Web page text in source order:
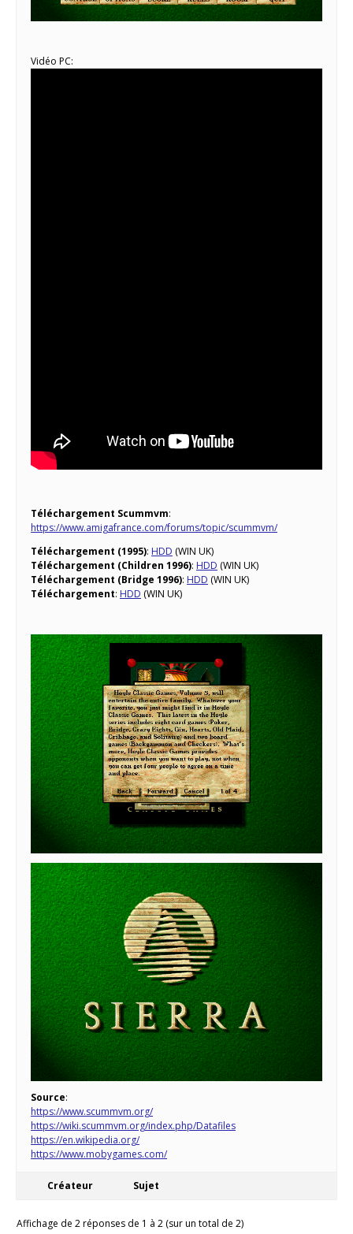
Vidéo PC:
Téléchargement Scummvm:
https://www.amigafrance.com/forums/topic/scummvm/
Téléchargement (1995): HDD (WIN UK)
Téléchargement (Children 1996): HDD (WIN UK)
Téléchargement (Bridge 1996): HDD (WIN UK)
Téléchargement: HDD (WIN UK)
Source:
https://www.scummvm.org/
https://wiki.scummvm.org/index.php/Datafiles
https://en.wikipedia.org/
https://www.mobygames.com/
Créateur Sujet
Affichage de 2 réponses de 1 à 2 (sur un total de 2)